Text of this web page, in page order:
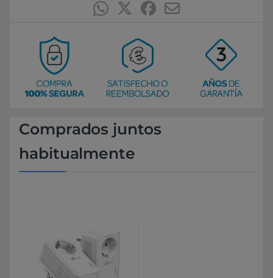
Comprados juntos
habitualmente